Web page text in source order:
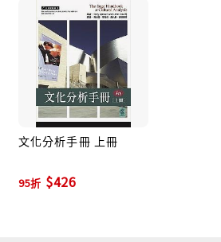
文化分析手冊 上冊
95折 $426